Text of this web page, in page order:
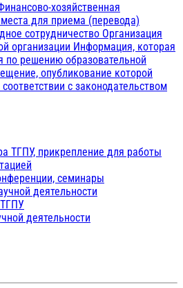
хозяйственная
для приема (перевода)
сотрудничество Организация
организации Информация, которая
по решению образовательной
опубликование которой
с законодательством
ТГПУ, прикрепление для работы
семинары
деятельности
деятельности